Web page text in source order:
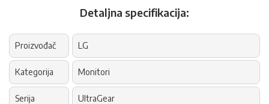
Detaljna specifikacija:
Proizvođač LG
Kategorija Monitori
Serija UltraGear